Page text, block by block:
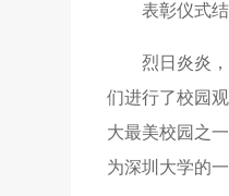
表彰仪式
烈日炎炎
们进行了校园
大最美校园之
为深圳大学的